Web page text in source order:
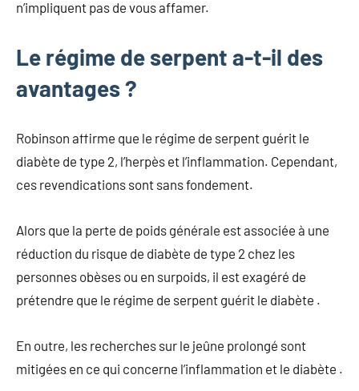
n’impliquent pas de vous affamer.
Le régime de serpent a-t-il des
avantages ?
Robinson affirme que le régime de serpent guérit le
diabète de type 2, l’herpès et l’inflammation. Cependant,
ces revendications sont sans fondement.
Alors que la perte de poids générale est associée à une
réduction du risque de diabète de type 2 chez les
personnes obèses ou en surpoids, il est exagéré de
prétendre que le régime de serpent guérit le diabète .
En outre, les recherches sur le jeûne prolongé sont
mitigées en ce qui concerne l’inflammation et le diabète .